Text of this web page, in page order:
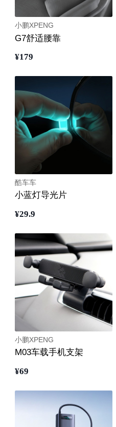
小鹏XPENG
G7舒适腰靠
¥179
酷车车
小蓝灯导光片
¥29.9
小鹏XPENG
M03车载手机支架
¥69